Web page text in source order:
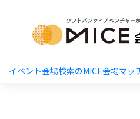
イベント会場検索のMICE会場マッ